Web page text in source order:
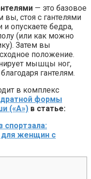
— это базовое
вы, стоя с гантелями
и опускаете бедра,
(или как можно
Затем вы
положение.
мышцы ног,
гантелям.
в комплекс
формы
(«А») в статье:
спортзала:
женщин с
пересмотришь не раз
вы будете в шоке от
долго